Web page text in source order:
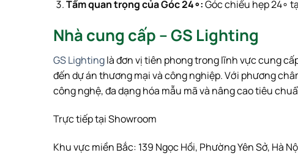
Tầm quan trọng của Góc24∘:Góc chiếu hẹp24∘
Nhà cung cấp – GS Lighting
GS Lightinglà đơn vị tiên phong trong lĩnh vực cung
đến dự án thương mại và công nghiệp. Với phương
công nghệ, đa dạng hóa mẫu mã và nâng cao tiêu
Trực tiếp tại Showroom
Khu vực miền Bắc: 139 Ngọc Hồi, Phường Yên Sở, Hà